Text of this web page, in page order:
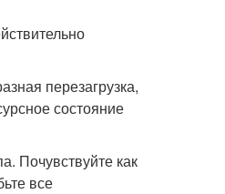
перезагрузка,
состояние
Почувствуйте как
все